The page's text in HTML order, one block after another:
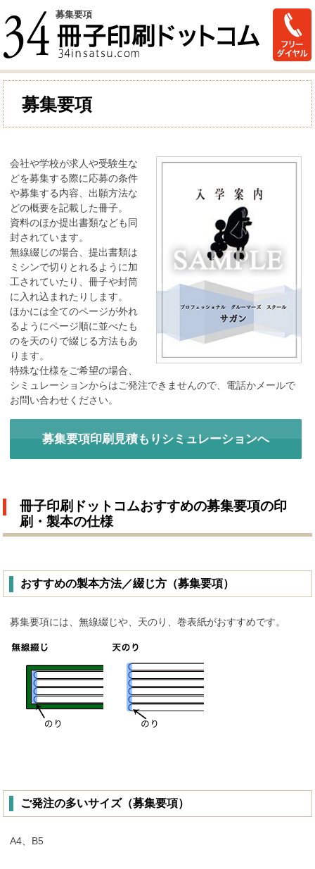
募集要項
募集要項
会社や学校が求人や受験生な
どを募集する際に応募の条件
や募集する内容、出願方法な
どの概要を記載した冊子。
資料のほか提出書類なども同
封されています。
無線綴じの場合、提出書類は
ミシンで切りとれるように加
工されていたり、冊子や封筒
に入れ込まれたりします。
ほかには全てのページが外れ
るようにページ順に並べたも
のを天のりで綴じる方法もあ
ります。
特殊な仕様をご希望の場合、
シミュレーションからはご発注できませんので、電話かメールで
お問い合わせください。
募集要項印刷見積もりシミュレーションへ
冊子印刷ドットコムおすすめの募集要項の印
刷・製本の仕様
おすすめの製本方法／綴じ方（募集要項）
募集要項には、無線綴じや、天のり、巻表紙がおすすめです。
ご発注の多いサイズ（募集要項）
A4、B5